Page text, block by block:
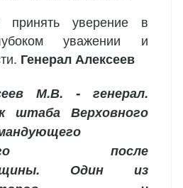
принять уверение в
уважении и
Генерал Алексеев
М.В. - генерал.
штаба Верховного
после
Один из